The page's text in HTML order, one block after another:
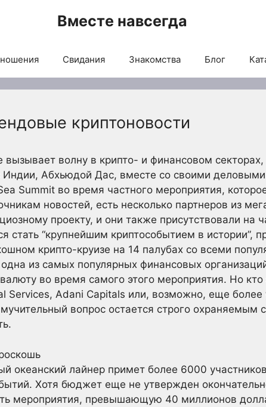
Вместе навсегда
Свидания Знакомства Блог
криптоновости
вызывает волну в крипто- и финансовом
Индии, Абхьюдой Дас, вместе со своими
Summit во время частного мероприятия,
новостей, есть несколько партнеров из
проекту, и они также присутствовали на
стать “крупнейшим криптособытием в истории”,
крипто-круизе на 14 палубах со всеми
из самых популярных финансовых
во время самого этого мероприятия. Но кто
Services, Adani Capitals или, возможно, еще более
вопрос остается строго
океанский лайнер примет более 6000
Хотя бюджет еще не утвержден
мероприятия, превышающую 40 миллионов